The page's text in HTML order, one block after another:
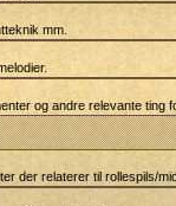
mm.
og andre relevante ting
der relaterer til rollespils/